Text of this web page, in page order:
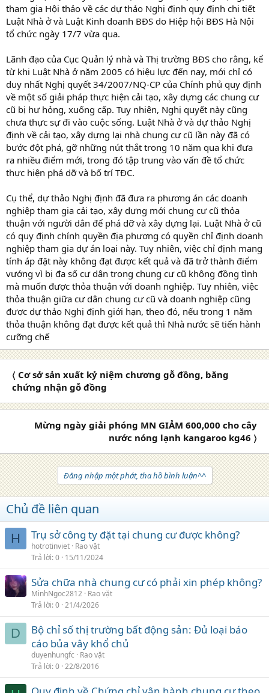
tham gia Hội thảo về các dự thảo Nghị định quy định chi tiết
Luật Nhà ở và Luật Kinh doanh BĐS do Hiệp hội BĐS Hà Nội
tổ chức ngày 17/7 vừa qua.
Lãnh đạo của Cục Quản lý nhà và Thị trường BĐS cho rằng, kể
từ khi Luật Nhà ở năm 2005 có hiệu lực đến nay, mới chỉ có
duy nhất Nghị quyết 34/2007/NQ-CP của Chính phủ quy định
về một số giải pháp thực hiện cải tạo, xây dựng các chung cư
cũ bị hư hỏng, xuống cấp. Tuy nhiên, Nghị quyết này cũng
chưa thực sự đi vào cuộc sống. Luật Nhà ở và dự thảo Nghị
định về cải tạo, xây dựng lại nhà chung cư cũ lần này đã có
bước đột phá, gỡ những nút thắt trong 10 năm qua khi đưa
ra nhiều điểm mới, trong đó tập trung vào vấn đề tổ chức
thực hiện phá dỡ và bố trí TĐC.
Cụ thể, dự thảo Nghị định đã đưa ra phương án các doanh
nghiệp tham gia cải tạo, xây dựng mới chung cư cũ thỏa
thuận với người dân để phá dỡ và xây dựng lại. Luật Nhà ở cũ
có quy định chính quyền địa phương có quyền chỉ định doanh
nghiệp tham gia dự án loại này. Tuy nhiên, việc chỉ định mang
tính áp đặt này không đạt được kết quả và đã trở thành điểm
vướng vì bị đa số cư dân trong chung cư cũ không đồng tình
mà muốn được thỏa thuận với doanh nghiệp. Tuy nhiên, việc
thỏa thuận giữa cư dân chung cư cũ và doanh nghiệp cũng
được dự thảo Nghị định giới hạn, theo đó, nếu trong 1 năm
thỏa thuận không đạt được kết quả thì Nhà nước sẽ tiến hành
cưỡng chế
〈 Cơ sở sản xuất kỷ niệm chương gỗ đồng, bằng
chứng nhận gỗ đồng
Mừng ngày giải phóng MN GIẢM 600,000 cho cây
nước nóng lạnh kangaroo kg46 〉
Đăng nhập một phát, tha hồ bình luận^^
Chủ đề liên quan
H Trụ sở công ty đặt tại chung cư được không?
hotrotinviet Rao vặt
Trả lời 0 15/11/2024
Sửa chữa nhà chung cư có phải xin phép không?
MinhNgoc2812 Rao vặt
Trả lời 0 21/4/2026
D
Bộ chỉ số thị trường bất động sản: Đủ loại báo
cáo bủa vây khổ chủ
duyenhungfc
Rao vặt
Trả lời 0 22/8/2016